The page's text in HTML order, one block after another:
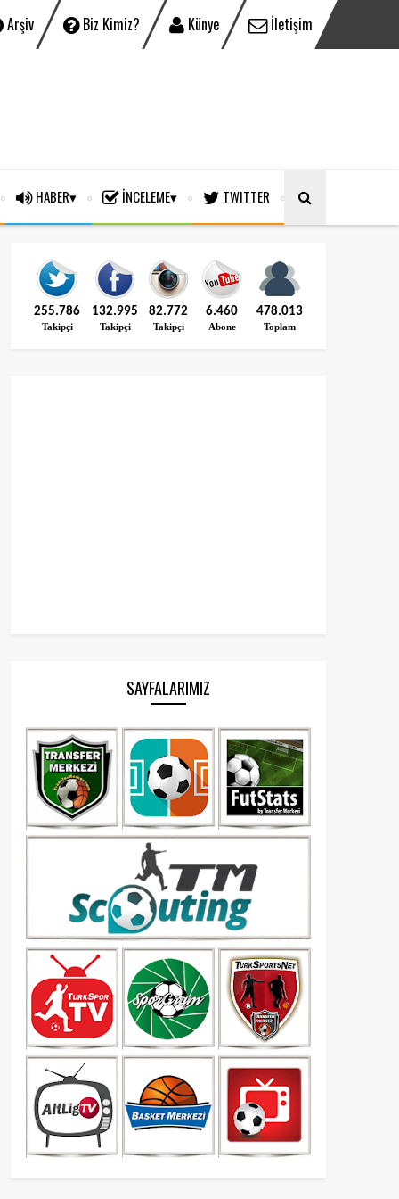
Arşiv Biz Kimiz? Künye İletişim
HABER İNCELEME TWITTER
255.786
Takipçi
132.995
Takipçi
82.772
Takipçi
6.460
Abone
478.013
Toplam
SAYFALARIMIZ